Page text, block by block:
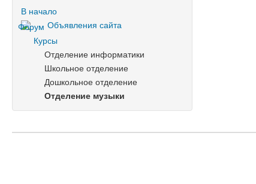
В начало
Объявления сайта
Курсы
Отделение информатики
Школьное отделение
Дошкольное отделение
Отделение музыки